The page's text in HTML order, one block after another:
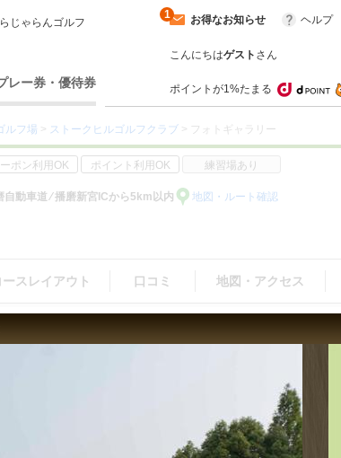
じゃらんゴルフ
レー券・優待券
お得なお知らせ
1 ヘルプ
こんにちはゲスト さん
ポイントが1%たまる
ルフ場 > ストークヒルゴルフクラブ > フォトギャラリー
ポン利用OK ポイント利用OK 練習場あり
自動車道 ⁄ 播磨新宮ICから5km以内 地図・ルート確認
ースレイアウト 口コミ 地図・アクセス